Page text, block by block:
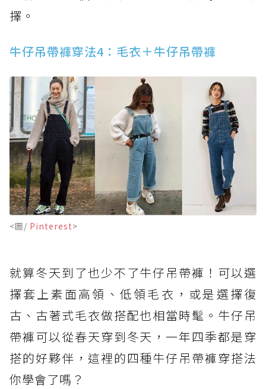
擇。
牛仔吊帶褲穿法4：毛衣＋牛仔吊帶褲
<圖/ Pinterest>
就算冬天到了也少不了牛仔吊帶褲！可以選
擇套上素面高領、低領毛衣，或是選擇復
古、古著式毛衣做搭配也相當時髦。牛仔吊
帶褲可以從春天穿到冬天，一年四季都是穿
搭的好夥伴，這裡的四種牛仔吊帶褲穿搭法
你學會了嗎？